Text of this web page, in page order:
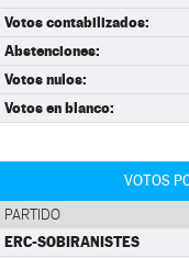
Votos contabilizados:
Abstenciones:
Votos nulos:
Votos en blanco:
VOTOS
PARTIDO
ERC-SOBIRANISTES